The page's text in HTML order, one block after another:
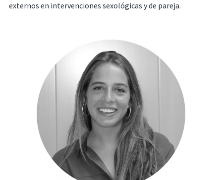
externos en intervenciones sexológicas y de pareja.